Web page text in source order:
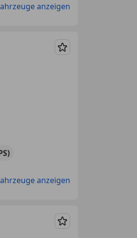
anzeigen
Merken
anzeigen
Merken